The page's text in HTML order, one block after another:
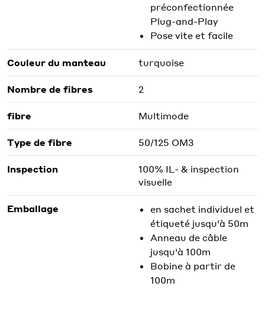
préconfectionnée
Plug-and-Play
Pose vite et facile
Couleur du manteau turquoise
Nombre de fibres 2
fibre Multimode
Type de fibre 50/125 OM3
Inspection
100% IL- & inspection
visuelle
Emballage
en sachet individuel et
étiqueté jusqu'à 50m
Anneau de câble
jusqu'à 100m
Bobine à partir de
100m